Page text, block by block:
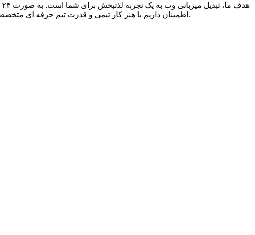
اطمینان داریم با هنر کار تیمی و قدرت تیم حرفه ای متخصصان پارسه دو، می توانیم به رویاهای شما رنگ واقعیت ببخشیم و در تمامی بلندپروازی هایتان، حامی کسب و کار آنلاین شما بمانیم.